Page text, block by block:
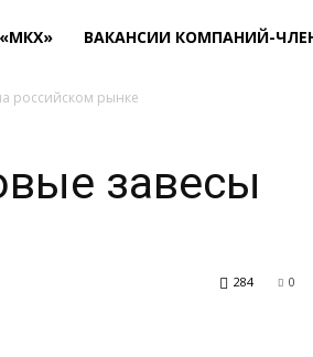
ВАКАНСИИ КОМПАНИЙ-
российском рынке
завесы
0
284